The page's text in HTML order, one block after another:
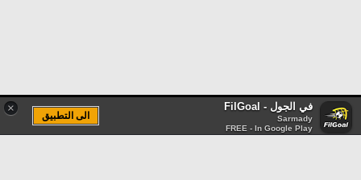
× في الجول - FilGoal
Sarmady
FREE - In Google Play
الى التطبيق